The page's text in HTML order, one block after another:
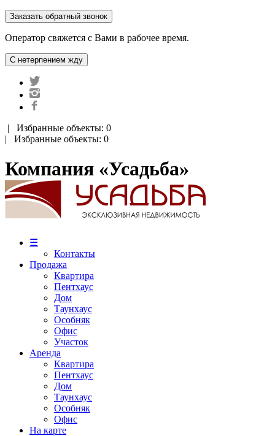
Оператор свяжется с Вами в рабочее время.
| Избранные объекты: 0
| Избранные объекты: 0
Компания «Усадьба»
☰
Контакты
Продажа
Квартира
Пентхаус
Дом
Таунхаус
Особняк
Офис
Участок
Аренда
Квартира
Пентхаус
Дом
Таунхаус
Особняк
Офис
На карте